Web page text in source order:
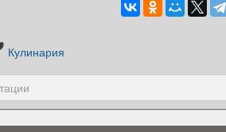
Кулинария